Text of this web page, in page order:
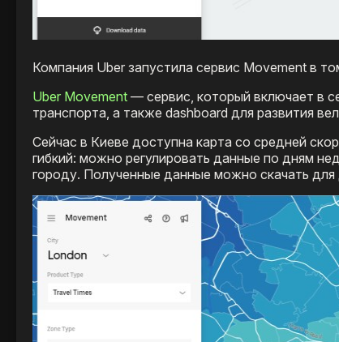
Компания Uber запустила сервис Movement в
Uber Movement — сервис, который включает в
транспорта, а также dashboard для развития
Сейчас в Киеве доступна карта со средней
гибкий: можно регулировать данные по дням
городу. Полученные данные можно скачать